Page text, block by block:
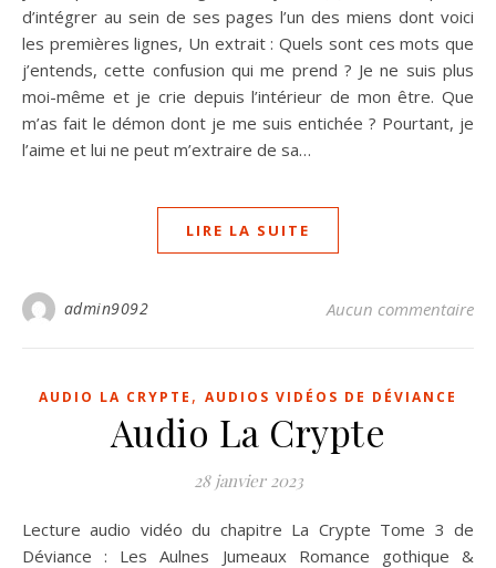
d’intégrer au sein de ses pages l’un des miens dont voici
les premières lignes, Un extrait : Quels sont ces mots que
j’entends, cette confusion qui me prend ? Je ne suis plus
moi-même et je crie depuis l’intérieur de mon être. Que
m’as fait le démon dont je me suis entichée ? Pourtant, je
l’aime et lui ne peut m’extraire de sa…
LIRE LA SUITE
admin9092 Aucun commentaire
AUDIO LA CRYPTE , AUDIOS VIDÉOS DE DÉVIANCE
Audio La Crypte
28 janvier 2023
Lecture audio vidéo du chapitre La Crypte Tome 3 de
Déviance : Les Aulnes Jumeaux Romance gothique &